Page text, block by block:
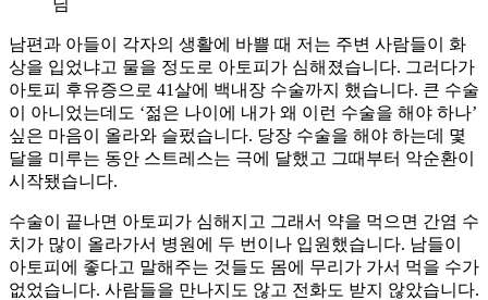
님
남편과 아들이 각자의 생활에 바쁠 때 저는 주변 사람들이 화
상을 입었냐고 물을 정도로 아토피가 심해졌습니다. 그러다가
아토피 후유증으로 41살에 백내장 수술까지 했습니다. 큰 수술
이 아니었는데도 ‘젊은 나이에 내가 왜 이런 수술을 해야 하나’
싶은 마음이 올라와 슬펐습니다. 당장 수술을 해야 하는데 몇
달을 미루는 동안 스트레스는 극에 달했고 그때부터 악순환이
시작됐습니다.
수술이 끝나면 아토피가 심해지고 그래서 약을 먹으면 간염 수
치가 많이 올라가서 병원에 두 번이나 입원했습니다. 남들이
아토피에 좋다고 말해주는 것들도 몸에 무리가 가서 먹을 수가
없었습니다. 사람들을 만나지도 않고 전화도 받지 않았습니다.